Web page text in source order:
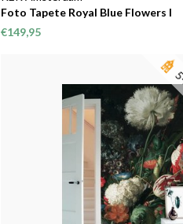
Foto Tapete Royal Blue Flowers I
€149,95